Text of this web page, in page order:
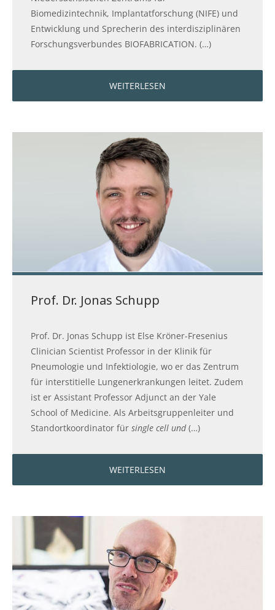
Biomedizintechnik, Implantatforschung (NIFE) und
Entwicklung und Sprecherin des interdisziplinären
Forschungsverbundes BIOFABRICATION. (…)
WEITERLESEN
Prof. Dr. Jonas Schupp
Prof. Dr. Jonas Schupp ist Else Kröner-Fresenius
Clinician Scientist Professor in der Klinik für
Pneumologie und Infektiologie, wo er das Zentrum
für interstitielle Lungenerkrankungen leitet. Zudem
ist er Assistant Professor Adjunct an der Yale
School of Medicine. Als Arbeitsgruppenleiter und
Standortkoordinator für single cell und(…)
WEITERLESEN